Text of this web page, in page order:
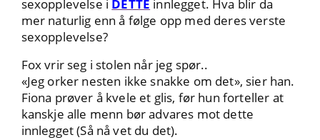
sexopplevelse i DETTE innlegget. Hva blir da
mer naturlig enn å følge opp med deres verste
sexopplevelse?
Fox vrir seg i stolen når jeg spør..
«Jeg orker nesten ikke snakke om det», sier han.
Fiona prøver å kvele et glis, før hun forteller at
kanskje alle menn bør advares mot dette
innlegget (Så nå vet du det).